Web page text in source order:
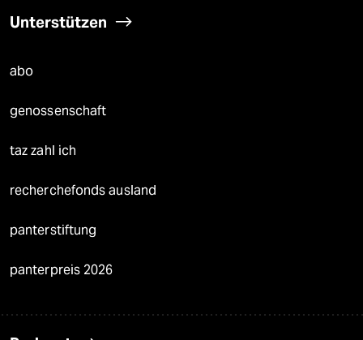
Unterstützen
abo
genossenschaft
taz zahl ich
recherchefonds ausland
panterstiftung
panterpreis 2026